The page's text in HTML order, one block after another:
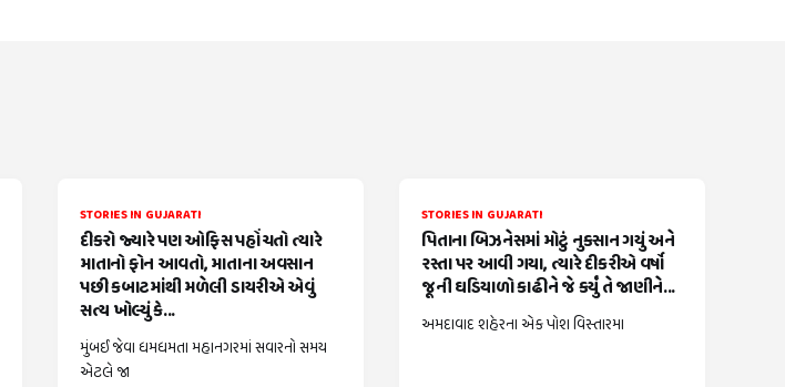
STORIES IN GUJARATI
દીકરો જ્યારે પણ ઓફિસ પહોંચતો ત્યારે
માતાનો ફોન આવતો, માતાના અવસાન
પછી કબાટમાંથી મળેલી ડાયરીએ એવું
સત્ય ખોલ્યું કે...
મુંબઈ જેવા ધમધમતા મહાનગરમાં સવારનો સમય
એટલે જા
STORIES IN GUJARATI
પિતાના બિઝનેસમાં મોટું નુકસાન ગયું અને
રસ્તા પર આવી ગયા, ત્યારે દીકરીએ વર્ષો
જૂની ઘડિયાળો કાઢીને જે કર્યું તે જાણીને...
અમદાવાદ શહેરના એક પોશ વિસ્તારમા